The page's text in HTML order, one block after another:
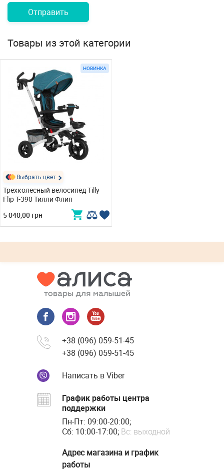
Отправить
Товары из этой категории
НОВИНКА
Выбрать цвет
Трехколесный велосипед Tilly
Flip T-390 Тилли Флип
5 040,00 грн
+38 (096) 059-51-45
+38 (096) 059-51-45
Написать в Viber
График работы центра
поддержки
Пн-Пт: 09:00-20:00;
Сб: 10:00-17:00; Вс: выходной
Адрес магазина и график
работы